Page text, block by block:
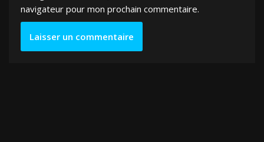
navigateur pour mon prochain commentaire.